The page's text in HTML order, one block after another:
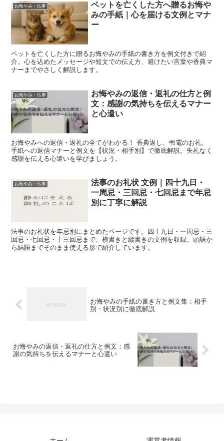
お悔やみ・仏事
ペットを亡くした方へ贈るお悔や
みの手紙｜心を届ける文例とマナ
ー
ペットを亡くした方に贈るお悔やみの手紙の書き方を例文付きで紹
介。心を込めたメッセージや短文での伝え方、避けたい言葉や香典マ
ナーまでやさしく解説します。
お悔やみ・仏事
お悔やみの返信・返礼の仕方と例
文：感謝の気持ちを伝えるマナー
と心遣い
お悔やみへの返信・返礼の全てがわかる！ 香典返し、弔電のお礼、
手紙への返信マナーと例文を【状況・相手別】で徹底解説。失礼なく
感謝を伝える心遣いを学びましょう。
お悔やみ・仏事
法事のお礼状 文例｜四十九日・
一周忌・三回忌・七回忌まで年忌
別に丁寧に解説
法事のお礼状を年忌別にまとめたページです。四十九日・一周忌・三
回忌・七回忌・十三回忌まで、横書きと縦書きの文例を収録。頭語か
ら結語までそのまま使える形で紹介しています。
お悔やみの手紙の書き方と例文集：相手
別・状況別に徹底解説
お悔やみの返信・返礼の仕方と例文：感
謝の気持ちを伝えるマナーと心遣い